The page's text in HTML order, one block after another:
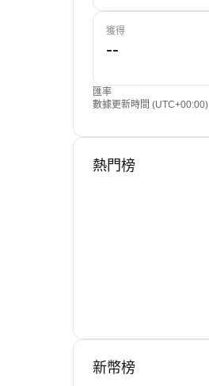
獲得
匯率
數據更新時間 (UTC+00:00)
熱門榜
新幣榜